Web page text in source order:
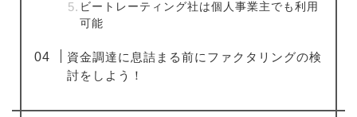
ビートレーティング社は個人事業主でも利用
可能
資金調達に息詰まる前にファクタリングの検
討をしよう！